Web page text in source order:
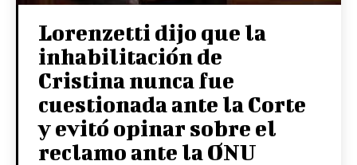
Lorenzetti dijo que la
inhabilitación de
Cristina nunca fue
cuestionada ante la Corte
y evitó opinar sobre el
reclamo ante la ONU